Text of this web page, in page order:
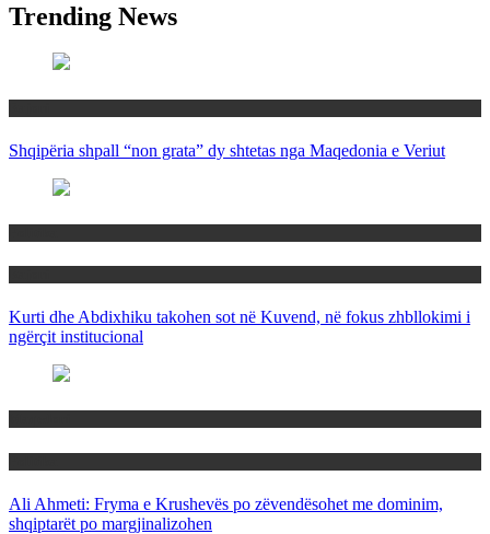
Trending News
Shqipëria shpall “non grata” dy shtetas nga Maqedonia e Veriut
Kurti dhe Abdixhiku takohen sot në Kuvend, në fokus zhbllokimi i
ngërçit institucional
Ali Ahmeti: Fryma e Krushevës po zëvendësohet me dominim,
shqiptarët po margjinalizohen